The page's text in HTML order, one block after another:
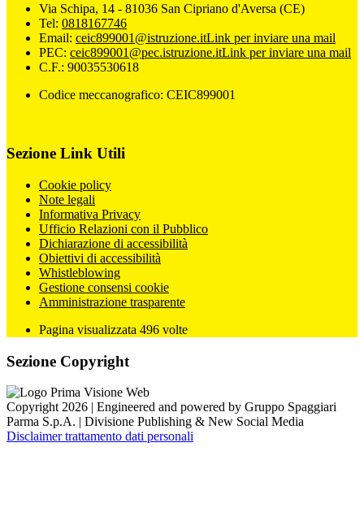
Via Schipa, 14 - 81036 San Cipriano d'Aversa (CE)
Tel: 0818167746
Email: ceic899001@istruzione.itLink per inviare una mail
PEC: ceic899001@pec.istruzione.itLink per inviare una mail
C.F.: 90035530618
Codice meccanografico: CEIC899001
Sezione Link Utili
Cookie policy
Note legali
Informativa Privacy
Ufficio Relazioni con il Pubblico
Dichiarazione di accessibilità
Obiettivi di accessibilità
Whistleblowing
Gestione consensi cookie
Amministrazione trasparente
Pagina visualizzata 496 volte
Sezione Copyright
Copyright 2026 | Engineered and powered by Gruppo Spaggiari
Parma S.p.A. | Divisione Publishing & New Social Media
Disclaimer trattamento dati personali